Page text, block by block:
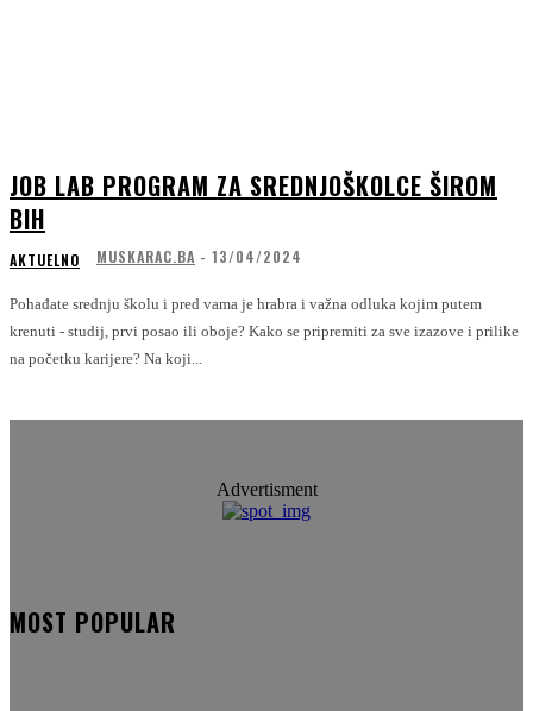
JOB LAB PROGRAM ZA SREDNJOŠKOLCE ŠIROM
BIH
AKTUELNO MUSKARAC.BA - 13/04/2024
Pohađate srednju školu i pred vama je hrabra i važna odluka kojim putem
krenuti - studij, prvi posao ili oboje? Kako se pripremiti za sve izazove i prilike
na početku karijere? Na koji...
Advertisment
MOST POPULAR